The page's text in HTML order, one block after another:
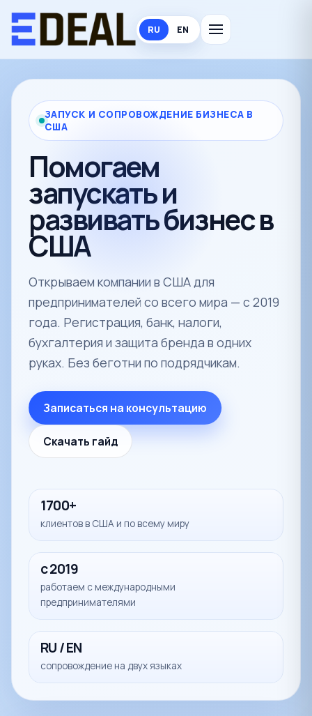
RU EN
ЗАПУСК И СОПРОВОЖДЕНИЕ БИЗНЕСА В
США
Помогаем
запускать и
развивать бизнес в
США
Открываем компании в США для
предпринимателей со всего мира — с 2019
года. Регистрация, банк, налоги,
бухгалтерия и защита бренда в одних
руках. Без беготни по подрядчикам.
Записаться на консультацию
Скачать гайд
1700+
клиентов в США и по всему миру
с 2019
работаем с международными
предпринимателями
RU / EN
сопровождение на двух языках